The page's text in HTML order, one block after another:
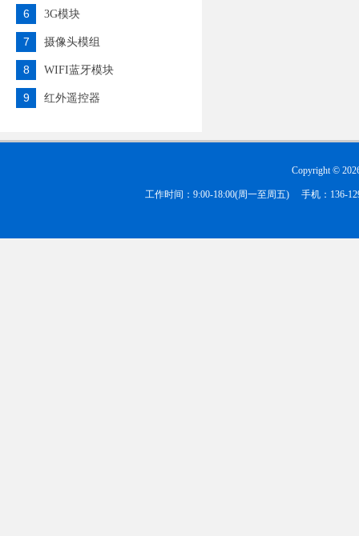
6 3G模块
7 摄像头模组
8 WIFI蓝牙模块
9 红外遥控器
Copyright ©
工作时间：9:00-18:00(周一至周五) 手机：136-